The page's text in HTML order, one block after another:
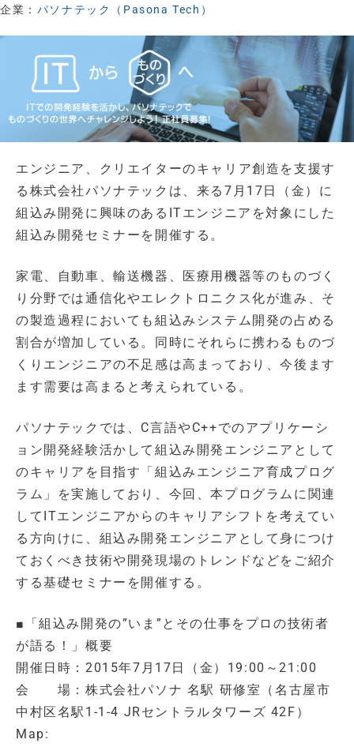
企業： パソナテック（Pasona Tech）
エンジニア、クリエイターのキャリア創造を支援す
る株式会社パソナテックは、来る7月17日（金）に
組込み開発に興味のあるITエンジニアを対象にした
組込み開発セミナーを開催する。
家電、自動車、輸送機器、医療用機器等のものづく
り分野では通信化やエレクトロニクス化が進み、そ
の製造過程においても組込みシステム開発の占める
割合が増加している。同時にそれらに携わるものづ
くりエンジニアの不足感は高まっており、今後ます
ます需要は高まると考えられている。
パソナテックでは、C言語やC++でのアプリケーシ
ョン開発経験活かして組込み開発エンジニアとして
のキャリアを目指す「組込みエンジニア育成プログ
ラム」を実施しており、今回、本プログラムに関連
してITエンジニアからのキャリアシフトを考えてい
る方向けに、組込み開発エンジニアとして身につけ
ておくべき技術や開発現場のトレンドなどをご紹介
する基礎セミナーを開催する。
■「組込み開発の”いま”とその仕事をプロの技術者
が語る！」概要
開催日時：2015年7月17日（金）19:00～21:00
会 場：株式会社パソナ 名駅 研修室（名古屋市
中村区名駅1-1-4 JRセントラルタワーズ 42F）
Map: